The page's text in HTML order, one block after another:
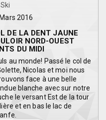
Ski
2016
DE LA DENT JAUNE
NORD-OUEST
DU MIDI
au monde! Passé le col de
Nicolas et moi nous
face à une belle
blanche avec sur notre
le versant Est de la tour
et en bas le lac de